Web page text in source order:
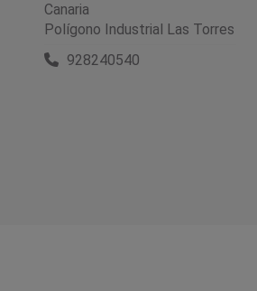
Canaria
Polígono Industrial Las Torres
928240540